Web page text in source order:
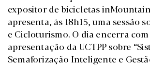
expositor de bicicletas
apresenta, às 18h15, uma sessão
e Cicloturismo. O dia encerra
apresentação da UCTPP sobre
Semaforização Inteligente e